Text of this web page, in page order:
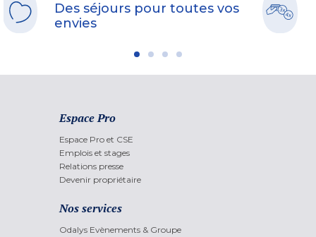
Des séjours pour toutes vos
envies
Espace Pro
Espace Pro et CSE
Emplois et stages
Relations presse
Devenir propriétaire
Nos services
Odalys Evènements & Groupe